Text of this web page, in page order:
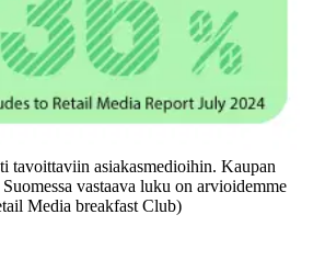
tavoittaviin asiakasmedioihin. Kaupan
vastaava luku on arvioidemme
Media breakfast Club)